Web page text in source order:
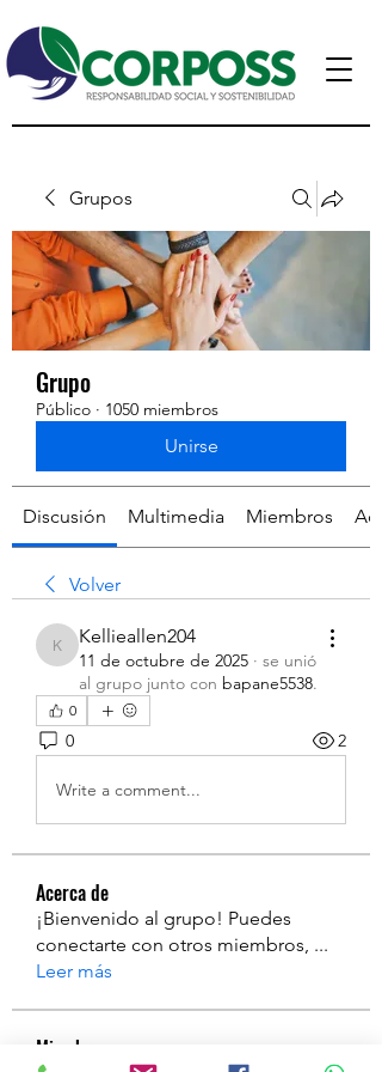
Grupos
Grupo
Público · 1050 miembros
Unirse
Discusión Multimedia Miembros
Volver
Kellieallen204
Kellieallen204
11 de octubre de 2025 · se unió
al grupo junto con bapane5538.
0
0 2
Write a comment...
Acerca de
¡Bienvenido al grupo! Puedes
conectarte con otros miembros, ...
Leer más
Miembros